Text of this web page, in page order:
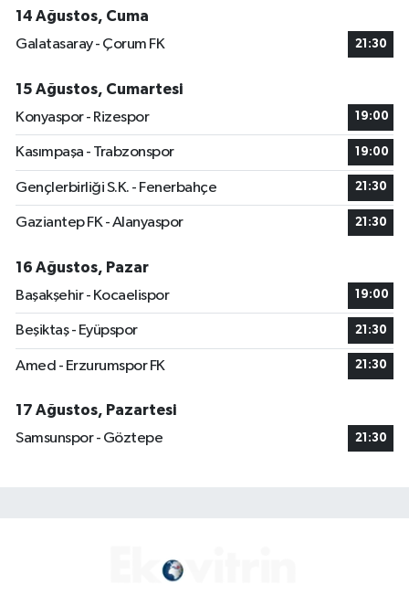
14 Ağustos, Cuma
Galatasaray - Çorum FK
21:30
15 Ağustos, Cumartesi
Konyaspor - Rizespor
19:00
Kasımpaşa - Trabzonspor 19:00
Gençlerbirliği S.K. - Fenerbahçe 21:30
Gaziantep FK - Alanyaspor 21:30
16 Ağustos, Pazar
Başakşehir - Kocaelispor
19:00
Beşiktaş - Eyüpspor 21:30
Amed - Erzurumspor FK 21:30
17 Ağustos, Pazartesi
Samsunspor - Göztepe
21:30